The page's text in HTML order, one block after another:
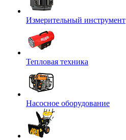
Измерительный инструмент
Тепловая техника
Насосное оборудование